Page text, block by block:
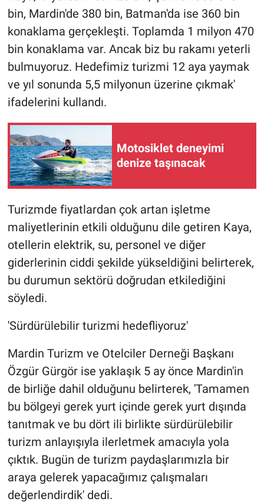
bin, Mardin'de 380 bin, Batman'da ise 360 bin
konaklama gerçekleşti. Toplamda 1 milyon 470
bin konaklama var. Ancak biz bu rakamı yeterli
bulmuyoruz. Hedefimiz turizmi 12 aya yaymak
ve yıl sonunda 5,5 milyonun üzerine çıkmak'
ifadelerini kullandı.
Motosiklet deneyimi
denize taşınacak
Turizmde fiyatlardan çok artan işletme
maliyetlerinin etkili olduğunu dile getiren Kaya,
otellerin elektrik, su, personel ve diğer
giderlerinin ciddi şekilde yükseldiğini belirterek,
bu durumun sektörü doğrudan etkilediğini
söyledi.
'Sürdürülebilir turizmi hedefliyoruz'
Mardin Turizm ve Otelciler Derneği Başkanı
Özgür Gürgör ise yaklaşık 5 ay önce Mardin'in
de birliğe dahil olduğunu belirterek, 'Tamamen
bu bölgeyi gerek yurt içinde gerek yurt dışında
tanıtmak ve bu dört ili birlikte sürdürülebilir
turizm anlayışıyla ilerletmek amacıyla yola
çıktık. Bugün de turizm paydaşlarımızla bir
araya gelerek yapacağımız çalışmaları
değerlendirdik' dedi.